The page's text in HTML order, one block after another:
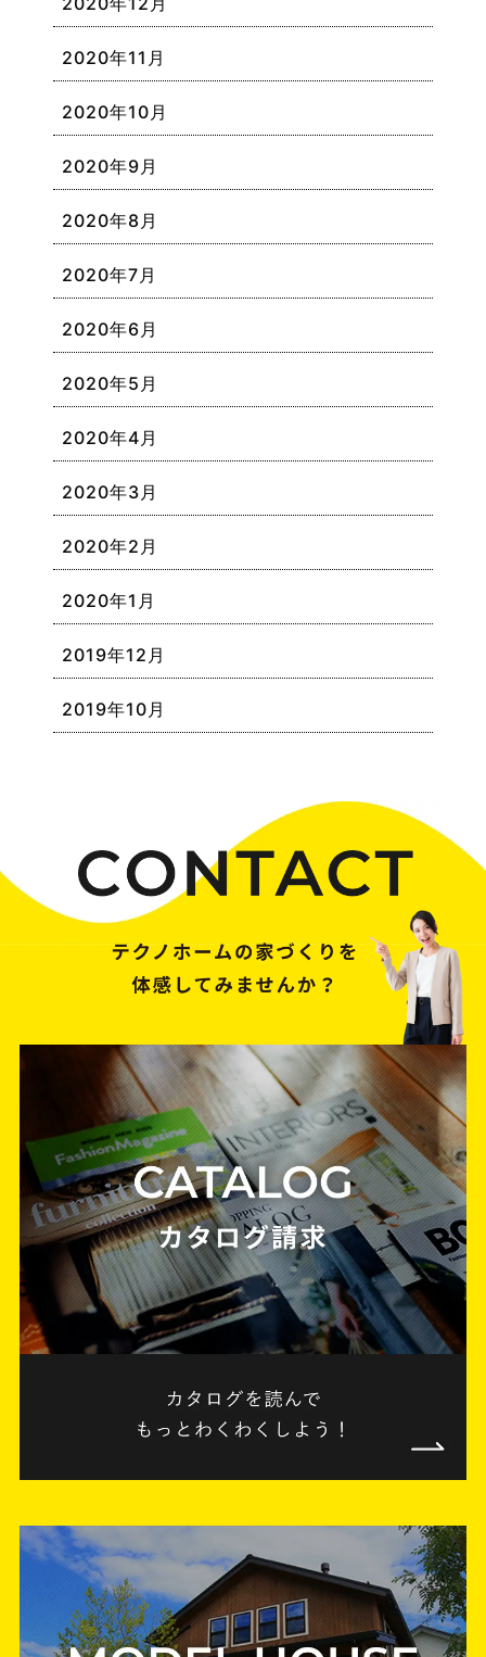
2020年11月
2020年10月
2020年9月
2020年8月
2020年7月
2020年6月
2020年5月
2020年4月
2020年3月
2020年2月
2020年1月
2019年12月
2019年10月